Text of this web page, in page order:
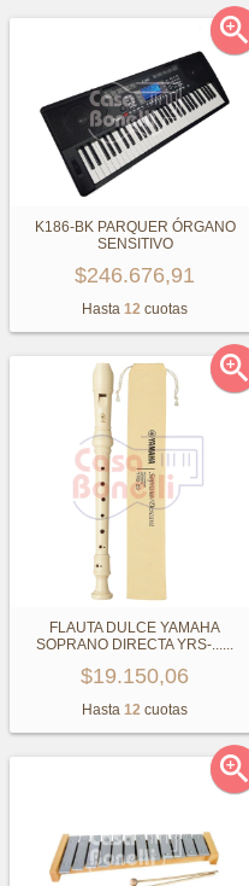

K186-BK PARQUER ÓRGANO
SENSITIVO
$246.676,91
Hasta 12 cuotas

FLAUTA DULCE YAMAHA
SOPRANO DIRECTA YRS-......
$19.150,06
Hasta 12 cuotas
